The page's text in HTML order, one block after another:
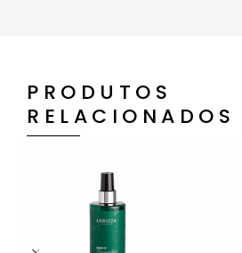
PRODUTOS
RELACIONADOS